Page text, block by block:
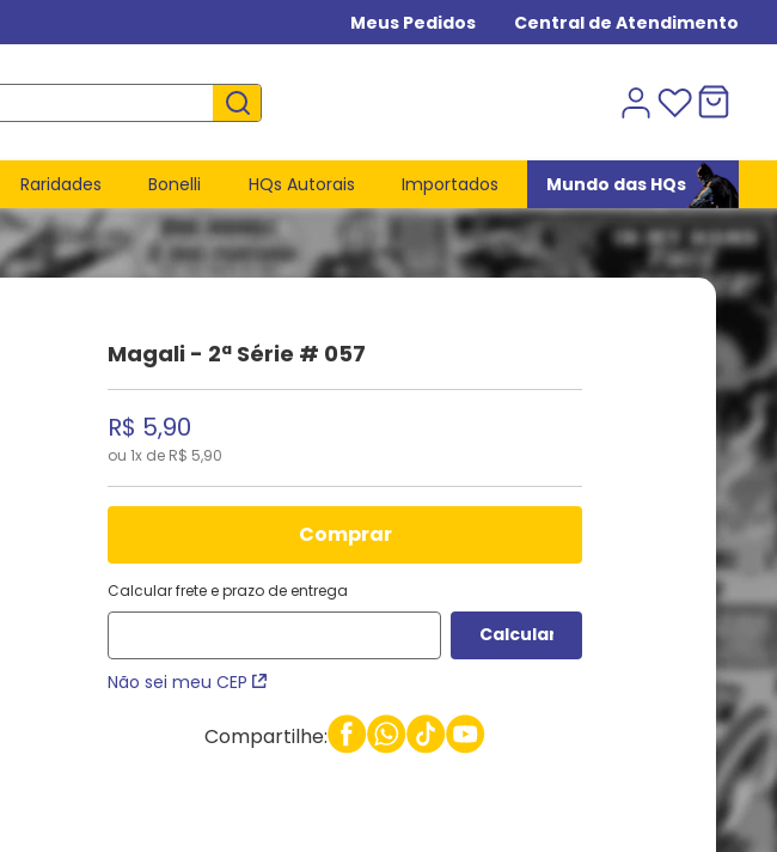
Meus Pedidos Central de Atendimento
Raridades Bonelli HQs Autorais Importados Mundo das HQs
Magali - 2ª Série # 057
R$ 5,90
ou 1x de R$ 5,90
comprar
Calcular frete e prazo de entrega
Não sei meu CEP
Compartilhe: